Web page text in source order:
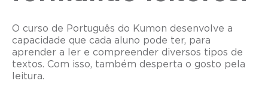
O curso de Português do Kumon desenvolve a
capacidade que cada aluno pode ter, para
aprender a ler e compreender diversos tipos de
textos. Com isso, também desperta o gosto pela
leitura.